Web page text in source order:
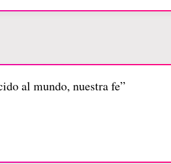
al mundo, nuestra fe”